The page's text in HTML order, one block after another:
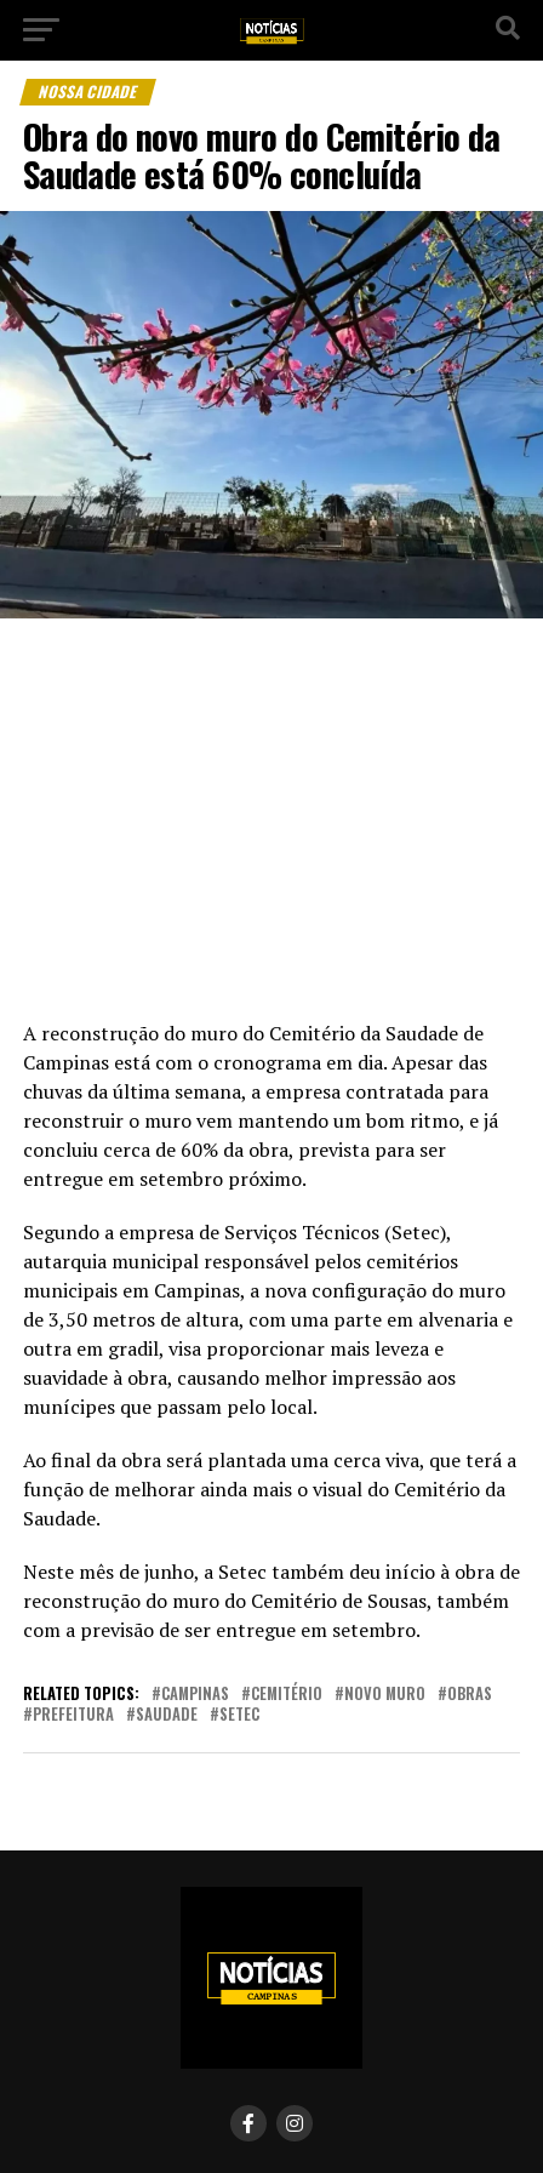
NOSSA CIDADE
Obra do novo muro do Cemitério da
Saudade está 60% concluída
A reconstrução do muro do Cemitério da Saudade de
Campinas está com o cronograma em dia. Apesar das
chuvas da última semana, a empresa contratada para
reconstruir o muro vem mantendo um bom ritmo, e já
concluiu cerca de 60% da obra, prevista para ser
entregue em setembro próximo.
Segundo a empresa de Serviços Técnicos (Setec),
autarquia municipal responsável pelos cemitérios
municipais em Campinas, a nova configuração do muro
de 3,50 metros de altura, com uma parte em alvenaria e
outra em gradil, visa proporcionar mais leveza e
suavidade à obra, causando melhor impressão aos
munícipes que passam pelo local.
Ao final da obra será plantada uma cerca viva, que terá a
função de melhorar ainda mais o visual do Cemitério da
Saudade.
Neste mês de junho, a Setec também deu início à obra de
reconstrução do muro do Cemitério de Sousas, também
com a previsão de ser entregue em setembro.
RELATED TOPICS: CAMPINAS CEMITÉRIO NOVO MURO
OBRAS
PREFEITURA
SAUDADE SETEC